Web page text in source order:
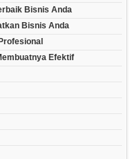
Bisnis Anda
Bisnis Anda
Efektif